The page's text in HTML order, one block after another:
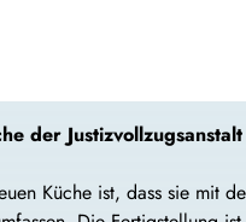
der
Küche ist, dass sie mit